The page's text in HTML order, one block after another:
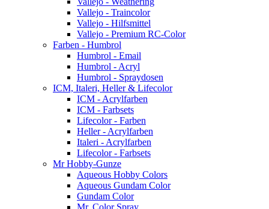
Vallejo - Traincolor
Vallejo - Hilfsmittel
Vallejo - Premium RC-Color
Farben - Humbrol
Humbrol - Email
Humbrol - Acryl
Humbrol - Spraydosen
ICM, Italeri, Heller & Lifecolor
ICM - Acrylfarben
ICM - Farbsets
Lifecolor - Farben
Heller - Acrylfarben
Italeri - Acrylfarben
Lifecolor - Farbsets
Mr Hobby-Gunze
Aqueous Hobby Colors
Aqueous Gundam Color
Gundam Color
Mr. Color Spray